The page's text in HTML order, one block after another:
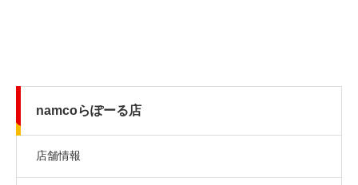
namcoらぽーる店
店舗情報